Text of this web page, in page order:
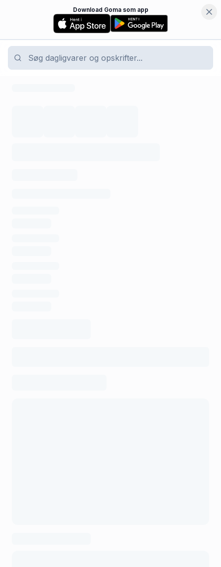
Download Goma som app